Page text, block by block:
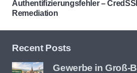
Authentifizierungsfehler –
Remediation
Recent Posts
Gewerbe in Groß-